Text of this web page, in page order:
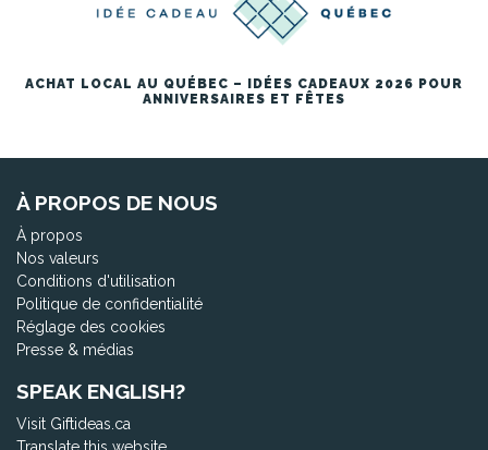
ACHAT LOCAL AU QUÉBEC – IDÉES CADEAUX 2026 POUR
ANNIVERSAIRES ET FÊTES
À PROPOS DE NOUS
À propos
Nos valeurs
Conditions d'utilisation
Politique de confidentialité
Réglage des cookies
Presse & médias
SPEAK ENGLISH?
Visit Giftideas.ca
Translate this website